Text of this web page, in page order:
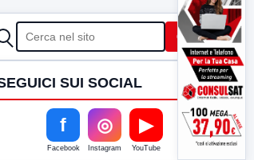
Cerca
SUI SOCIAL
f
Facebook
◎
Instagram
▶
YouTube